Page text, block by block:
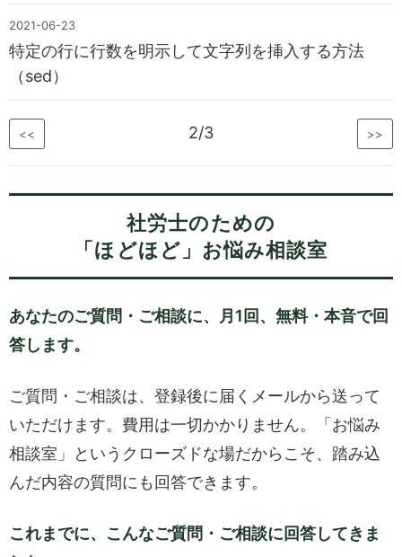
2021-06-23
特定の行に行数を明示して文字列を挿入する方法
（sed）
<< 2/3 >>
社労士のための
「ほどほど」お悩み相談室
あなたのご質問・ご相談に、月1回、無料・本音で回
答します。
ご質問・ご相談は、登録後に届くメールから送って
いただけます。費用は一切かかりません。「お悩み
相談室」というクローズドな場だからこそ、踏み込
んだ内容の質問にも回答できます。
これまでに、こんなご質問・ご相談に回答してきま